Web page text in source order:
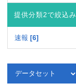
提供分類2で絞込み
速報 6